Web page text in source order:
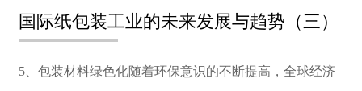
国际纸包装工业的未来发展与趋势（三）
5、包装材料绿色化随着环保意识的不断提高，全球经济